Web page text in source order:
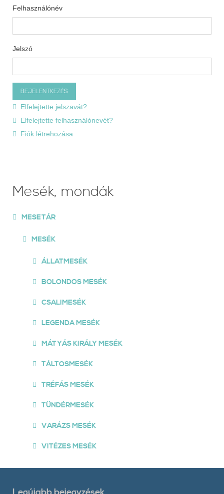
Felhasználónév
Jelszó
Elfelejtette jelszavát?
Elfelejtette felhasználónevét?
Fiók létrehozása
Mesék, mondák
MESETÁR
MESÉK
ÁLLATMESÉK
BOLONDOS MESÉK
CSALIMESÉK
LEGENDA MESÉK
MÁTYÁS KIRÁLY MESÉK
TÁLTOSMESÉK
TRÉFÁS MESÉK
TÜNDÉRMESÉK
VARÁZS MESÉK
VITÉZES MESÉK